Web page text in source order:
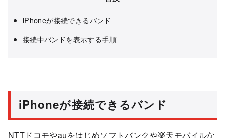
iPhoneが接続できるバンド
接続中バンドを表示する手順
iPhoneが接続できるバンド
NTTドコモやauをはじめソフトバンクや楽天モバイルな